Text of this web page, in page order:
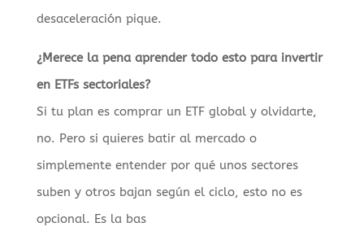
desaceleración pique.
¿Merece la pena aprender todo esto para invertir
en ETFs sectoriales?
Si tu plan es comprar un ETF global y olvidarte,
no. Pero si quieres batir al mercado o
simplemente entender por qué unos sectores
suben y otros bajan según el ciclo, esto no es
opcional. Es la bas